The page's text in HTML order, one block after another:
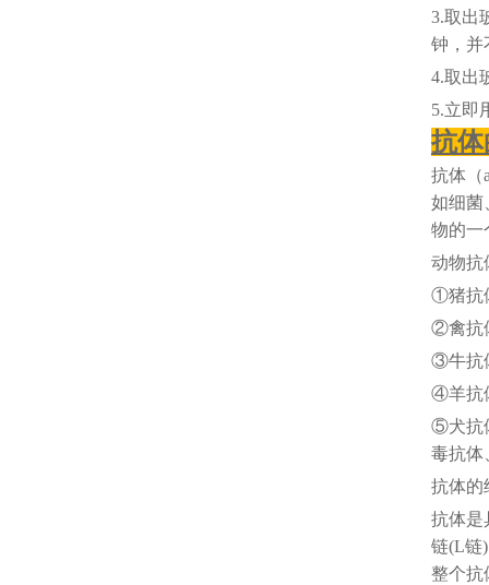
3.取出
钟，并
4.取出
5.立即
抗
抗体（
如细菌
物的一
动物抗
①猪抗
②禽抗
③牛抗
④羊抗
⑤犬抗
毒抗体
抗体的
抗体是
链(L链
整个抗